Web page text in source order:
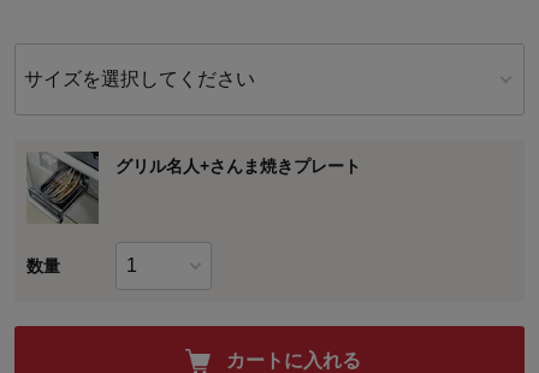
サイズを選択してください
グリル名人+さんま焼きプレート
数量
カートに入れる